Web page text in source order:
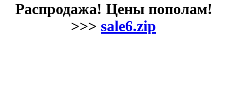
Распродажа! Цены пополам!
>>> sale6.zip